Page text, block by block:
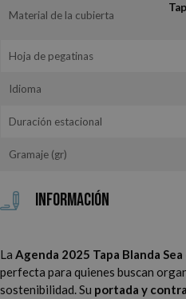
Material de la cubierta
Hoja de pegatinas
Idioma
Duración estacional
Gramaje (gr)
Información
La Agenda 2025 Tapa Blanda
perfecta para quienes buscan
sostenibilidad. Su portada y